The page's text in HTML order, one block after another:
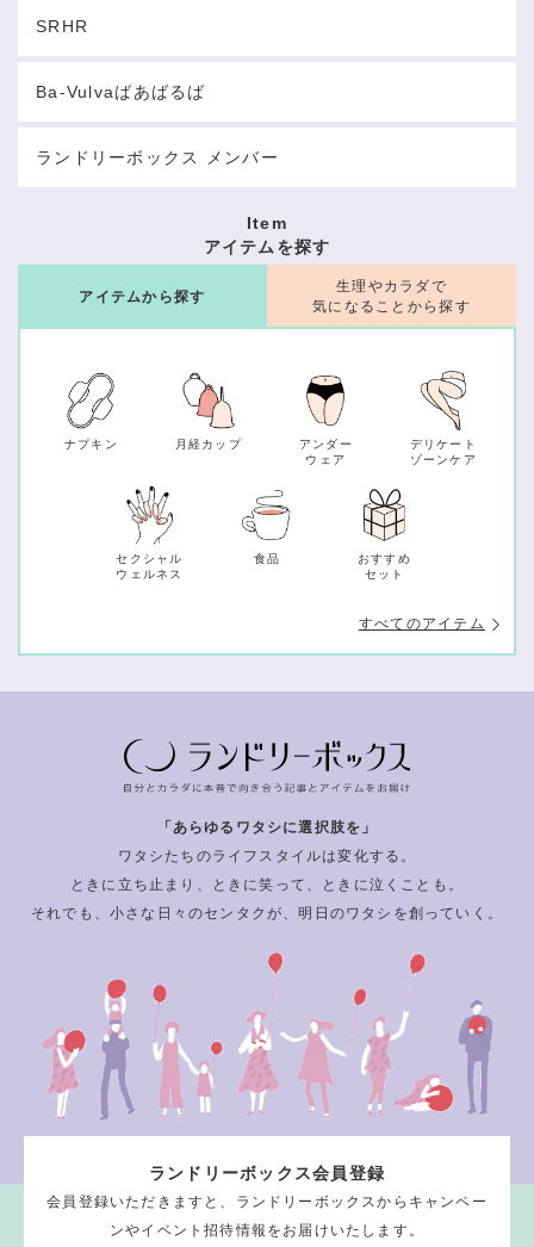
SRHR
Ba-Vulvaばあばるば
ランドリーボックス メンバー
Item
アイテムを探す
アイテムから探す
ナプキン 月経カップ
アンダー
ウェア
デリケート
ゾーンケア
セクシャル
ウェルネス
食品
おすすめ
セット
すべてのアイテム
生理やカラダで
気になることから探す
「あらゆるワタシに選択肢を」
ワタシたちのライフスタイルは変化する。
ときに立ち止まり、ときに笑って、ときに泣くことも。
それでも、小さな日々のセンタクが、明日のワタシを創っていく。
ランドリーボックス会員登録
会員登録いただきますと、ランドリーボックスからキャンペー
ンやイベント招待情報をお届けいたします。